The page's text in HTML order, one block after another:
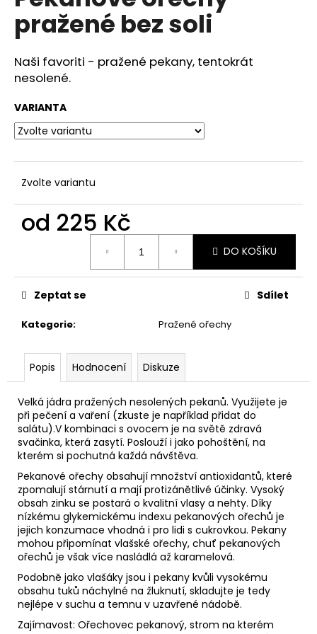
5
hvězdiček.
pražené bez soli
Naši favoriti - pražené pekany, tentokrát
nesolené.
VARIANTA
Zvolte variantu
od 225 Kč
DO KOŠÍKU
Kategorie: Pražené ořechy
Zeptat se Sdílet
Popis Hodnocení Diskuze
Velká jádra pražených nesolených pekanů. Využijete je
při pečení a vaření (zkuste je například přidat do
salátu).V kombinaci s ovocem je na světě zdravá
svačinka, která zasytí. Poslouží i jako pohoštění, na
kterém si pochutná každá návštěva.
Pekanové ořechy obsahují množství antioxidantů, které
zpomalují stárnutí a mají protizánětlivé účinky. Vysoký
obsah zinku se postará o kvalitní vlasy a nehty. Díky
nízkému glykemickému indexu pekanových ořechů je
jejich konzumace vhodná i pro lidi s cukrovkou. Pekany
mohou připomínat vlašské ořechy, chuť pekanových
ořechů je však více nasládlá až karamelová.
Podobně jako vlašáky jsou i pekany kvůli vysokému
obsahu tuků náchylné na žluknutí, skladujte je tedy
nejlépe v suchu a temnu v uzavřené nádobě.
Zajímavost: Ořechovec pekanový, strom na kterém
a
j
í
t
HLEDAT
D
o
u
č
m
e
MORUŠE
BÍLÁ
BEZ
PŘIDANÉHO
CUKRU
A
SÍRY
110
Kč